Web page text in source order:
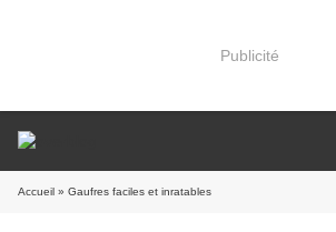
Publicité
Accueil » Gaufres faciles et inratables